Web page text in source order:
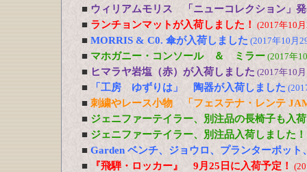
■ ウィリアムモリス 「ニューコレクション」
■ ランチョンマットが入荷しました！ (2017年10
■ MORRIS & C0. 傘が入荷しました (2017年10月
■ マホガニー・コンソール ＆ ミラー (2017年
■ ヒマラヤ岩塩（赤）が入荷しました (2017年10
■ 「工房 ゆずりは」 陶器が入荷しました
■ 刺繍やレース小物 「フェステナ・レンテ
■ ジェニファーテイラー、別注品の長椅子も入
■ ジェニファーテイラー、別注品入荷しました！
■ Garden ベンチ、ジョウロ、プランターポット
■
『飛騨・ロッカー』 9月25日に入荷予定！